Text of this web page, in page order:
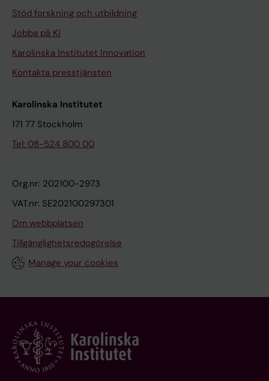
Stöd forskning och utbildning
Jobba på KI
Karolinska Institutet Innovation
Kontakta presstjänsten
Karolinska Institutet
171 77 Stockholm
Tel: 08-524 800 00
Org.nr: 202100-2973
VAT.nr: SE202100297301
Om webbplatsen
Tillgänglighetsredogörelse
Manage your cookies